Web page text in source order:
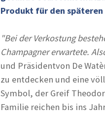
Produkt für den
"Bei der Verkostung
Champagner erwartete.
und Präsidentvon De
zu entdecken und eine
Symbol, der Greif
Familie reichen bis ins